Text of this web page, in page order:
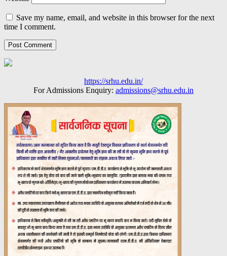
Save my name, email, and website in this browser for the next
time I comment.
https://srhu.edu.in/
For Admissions Enquiry: admissions@srhu.edu.in